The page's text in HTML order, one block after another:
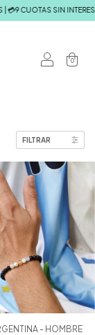
SIN INTERES
0
FILTRAR
- HOMBRE